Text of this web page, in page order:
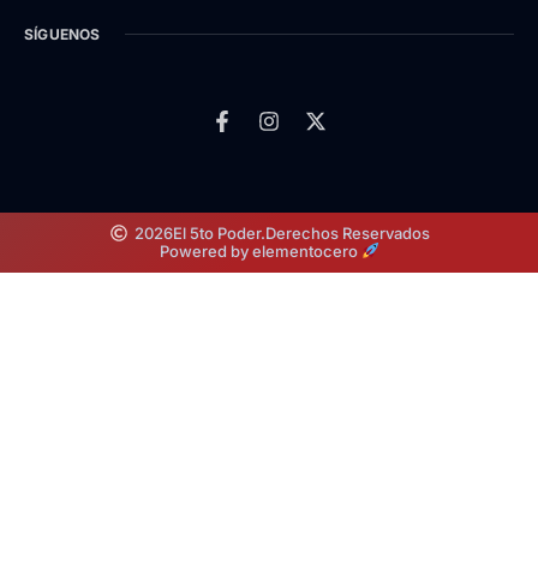
SÍGUENOS
2026El 5to Poder.Derechos Reservados
Powered by elementocero